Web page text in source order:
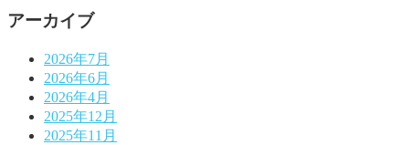
アーカイブ
2026年7月
2026年6月
2026年4月
2025年12月
2025年11月